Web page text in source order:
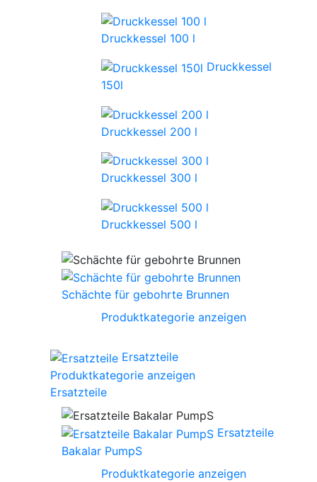
Druckkessel 100 l
Druckkessel
150l
Druckkessel 200 l
Druckkessel 300 l
Druckkessel 500 l
Schächte für gebohrte Brunnen
Produktkategorie anzeigen
Ersatzteile
Produktkategorie anzeigen
Ersatzteile
Ersatzteile
Bakalar PumpS
Produktkategorie anzeigen